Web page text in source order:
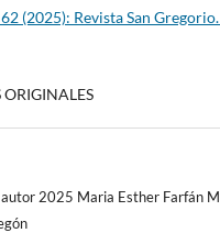
(2025): Revista San
ORIGINALES
2025 Maria Esther Farfán